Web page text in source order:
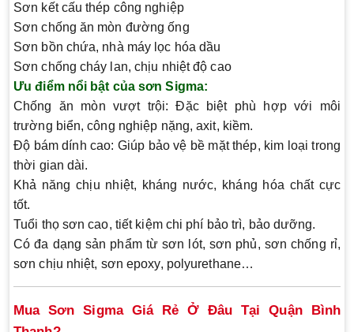
Sơn kết cấu thép công nghiệp
Sơn chống ăn mòn đường ống
Sơn bồn chứa, nhà máy lọc hóa dầu
Sơn chống cháy lan, chịu nhiệt độ cao
Ưu điểm nổi bật của sơn Sigma:
Chống ăn mòn vượt trội: Đặc biệt phù hợp với môi
trường biển, công nghiệp nặng, axit, kiềm.
Độ bám dính cao: Giúp bảo vệ bề mặt thép, kim loại trong
thời gian dài.
Khả năng chịu nhiệt, kháng nước, kháng hóa chất cực
tốt.
Tuổi thọ sơn cao, tiết kiệm chi phí bảo trì, bảo dưỡng.
Có đa dạng sản phẩm từsơn lót, sơn phủ, sơn chống rỉ,
sơn chịu nhiệt, sơn epoxy, polyurethane…
Mua Sơn Sigma Giá Rẻ Ở Đâu Tại Quận Bình